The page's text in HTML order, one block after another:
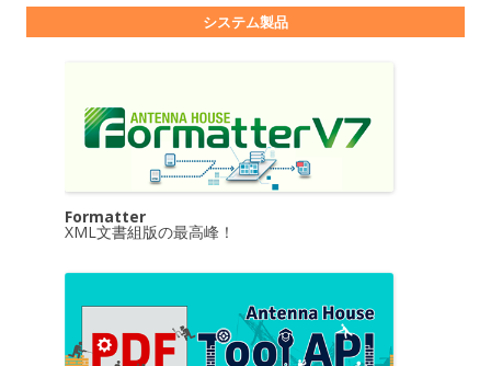
システム製品
Formatter
XML文書組版の最高峰！